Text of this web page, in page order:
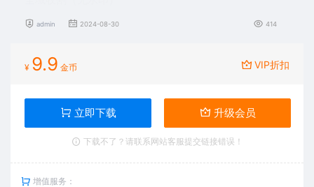
admin 2024-08-30 414
¥ 9.9 金币 VIP折扣
立即下载 升级会员
下载不了？请联系网站客服提交链接错误！
增值服务：